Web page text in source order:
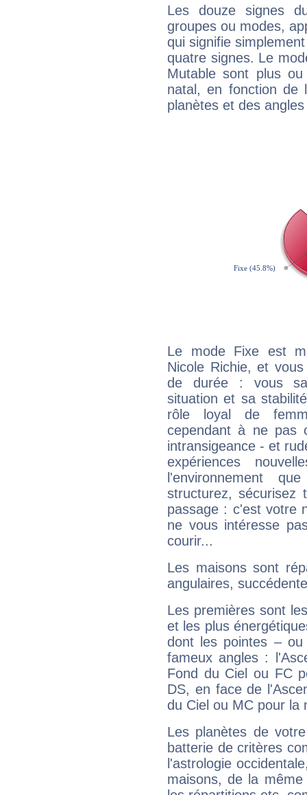
Les douze signes
groupes ou modes,
qui signifie
quatre signes. Le
Mutable sont plus
natal, en fonction de
planètes et des
Le mode Fixe est
Nicole Richie, et
de durée : vous
situation et sa
rôle loyal de
cependant à ne pas
intransigeance - et
expériences
l'environnement
structurez, sécurisez
passage : c'est votre
ne vous intéresse
courir...
Les maisons sont
angulaires,
Les premières sont
et les plus
dont les pointes –
fameux angles :
Fond du Ciel ou FC
DS, en face de
du Ciel ou MC pour la
Les planètes de
batterie de critères
l'astrologie
maisons, de la